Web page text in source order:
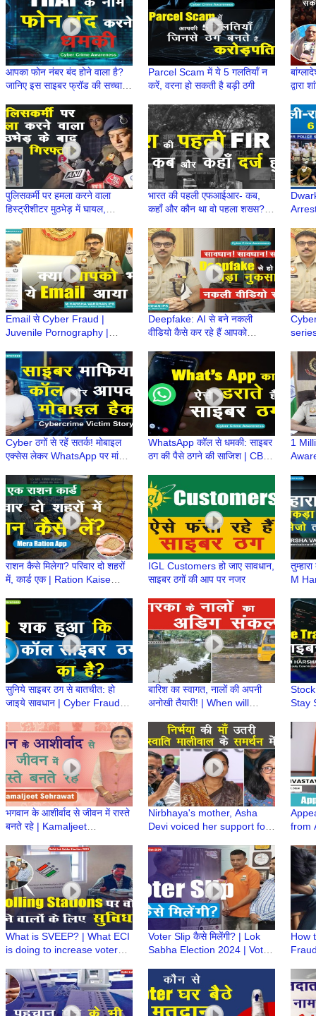
आपका फोन नंबर बंद होने वाला है?
जानिए इस साइबर फ्रॉड की सच्चाई |
Parcel Scam में ये 5 गलतियाँ न
करें, वरना हो सकती है बड़ी ठगी
द्वारा
पुलिसकर्मी पर हमला करने वाला
हिस्ट्रीशीटर मुठभेड़ में घायल,
भारत की पहली एफआईआर- कब,
कहाँ और कौन था वो पहला शख्स? |
Report
Email से Cyber Fraud |
Juvenile Pornography |
Abuse |M Harsha Vardhan
IPS
Deepfake: AI से बने नकली
वीडियो कैसे कर रहे हैं आपको
Vardhan | CyberSuraksha
ख़ास
Cyber ठगों से रहें सतर्क! मोबाइल
एक्सेस लेकर WhatsApp पर मांगते
Story
WhatsApp कॉल से धमकी: साइबर
ठग की पैसे ठगने की साजिश | CBI
ka phone
1
राशन कैसे मिलेगा? परिवार दो शहरों
में, कार्ड एक | Ration Kaise
App
IGL Customers हो जाए सावधान,
साइबर ठगों की आप पर नजर
M
सुनिये साइबर ठग से बातचीत: हो
जाइये सावधान | Cyber Fraud
Credit Card Fraud
बारिश का स्वागत, नालों की अपनी
अनोखी तैयारी! | When will
Waterlogging
Stay
भगवान के आशीर्वाद से जीवन में रास्ते
बनते रहे | Kamaljeet
Delhi Lok Sabha
Nirbhaya's mother, Asha
Devi voiced her support for
Today
from
What is SVEEP? | What ECI
is doing to increase voter
Voters@polling station
Voter Slip कैसे मिलेंगी? | Lok
Sabha Election 2024 | Voter
How